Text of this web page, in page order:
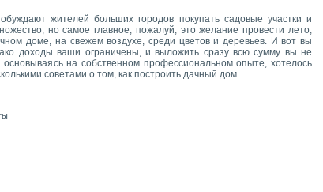
жителей больших городов покупать садовые участки и
но самое главное, пожалуй, это желание провести лето,
доме, на свежем воздухе, среди цветов и деревьев. И вот вы
доходы ваши ограничены, и выложить сразу всю сумму вы не
на собственном профессиональном опыте, хотелось
советами о том, как построить дачный дом.